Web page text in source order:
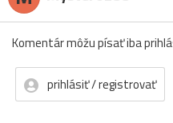
Komentár môžu písať iba
prihlásiť / registrovať